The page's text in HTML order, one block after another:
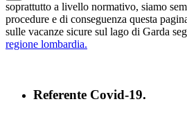
soprattutto a livello normativo, siamo
procedure e di conseguenza questa
sulle vacanze sicure sul lago di Garda
regione lombardia.
Referente Covid-19.